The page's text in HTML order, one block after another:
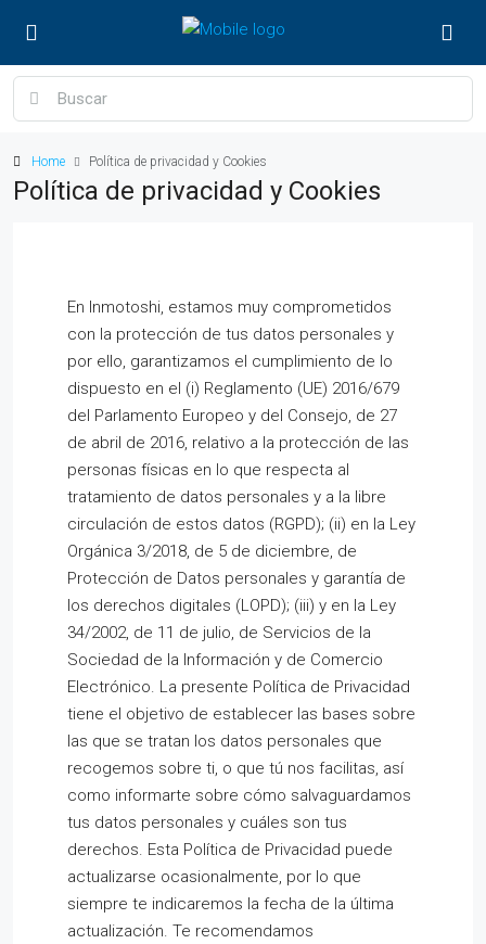
Home Política de privacidad y Cookies
Política de privacidad y Cookies
En Inmotoshi, estamos muy comprometidos
con la protección de tus datos personales y
por ello, garantizamos el cumplimiento de lo
dispuesto en el (i) Reglamento (UE) 2016/679
del Parlamento Europeo y del Consejo, de 27
de abril de 2016, relativo a la protección de las
personas físicas en lo que respecta al
tratamiento de datos personales y a la libre
circulación de estos datos (RGPD); (ii) en la Ley
Orgánica 3/2018, de 5 de diciembre, de
Protección de Datos personales y garantía de
los derechos digitales (LOPD); (iii) y en la Ley
34/2002, de 11 de julio, de Servicios de la
Sociedad de la Información y de Comercio
Electrónico. La presente Política de Privacidad
tiene el objetivo de establecer las bases sobre
las que se tratan los datos personales que
recogemos sobre ti, o que tú nos facilitas, así
como informarte sobre cómo salvaguardamos
tus datos personales y cuáles son tus
derechos. Esta Política de Privacidad puede
actualizarse ocasionalmente, por lo que
siempre te indicaremos la fecha de la última
actualización. Te recomendamos